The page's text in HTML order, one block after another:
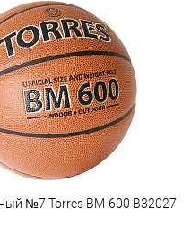
№7 Torres BM-600 B32027